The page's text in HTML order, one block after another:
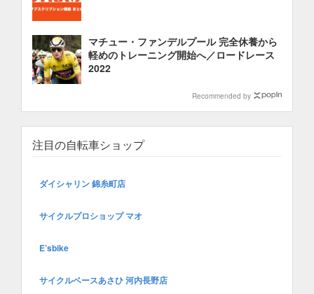
マチュー・ファンデルプール 完全休養から
軽めのトレーニング開始へ／ロードレース
2022
Recommended by
注目の自転車ショップ
ダイシャリン 錦糸町店
サイクルプロショップ マオ
E’sbike
サイクルベースあさひ 河内長野店